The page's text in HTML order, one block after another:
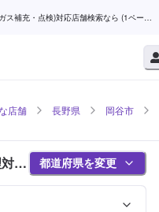
ス補充・点検)対応店舗検索なら (1ページ
店舗 長野県 岡谷市
応
都道府県を変更